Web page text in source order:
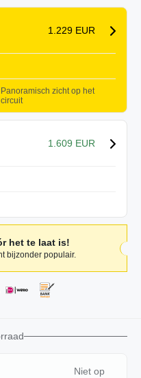
1.229 EUR
Panoramisch zicht op het
circuit
1.609 EUR
het te laat is!
bijzonder populair.
Niet op